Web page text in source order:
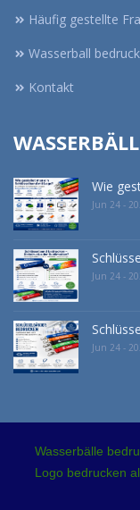
Häufig gestellte
Wasserball
Kontakt
Wie
Jun 24 -
Jun 24 -
Jun 24 -
Wasserbälle
Logo bedrucken